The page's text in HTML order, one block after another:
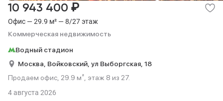
Офис — 29.9 м² — 8/27 этаж
Коммерческая недвижимость
10 943 400 ₽
Водный стадион
Москва, Войковский, ул Выборгская, 18
Продаем офис, 29.9 м², этаж 8 из 27.
4 августа 2026